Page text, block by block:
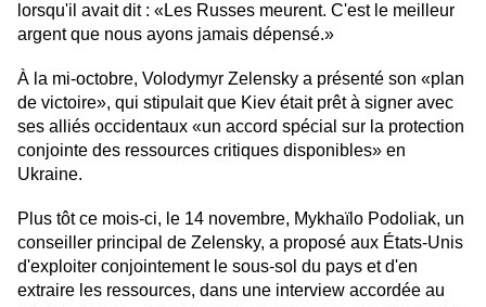
lorsqu'il avait dit : «Les Russes meurent. C'est le meilleur
argent que nous ayons jamais dépensé.»
À la mi-octobre, Volodymyr Zelensky a présenté son «plan
de victoire», qui stipulait que Kiev était prêt à signer avec
ses alliés occidentaux «un accord spécial sur la protection
conjointe des ressources critiques disponibles» en
Ukraine.
Plus tôt ce mois-ci, le 14 novembre, Mykhaïlo Podoliak, un
conseiller principal de Zelensky, a proposé aux États-Unis
d'exploiter conjointement le sous-sol du pays et d'en
extraire les ressources, dans une interview accordée au